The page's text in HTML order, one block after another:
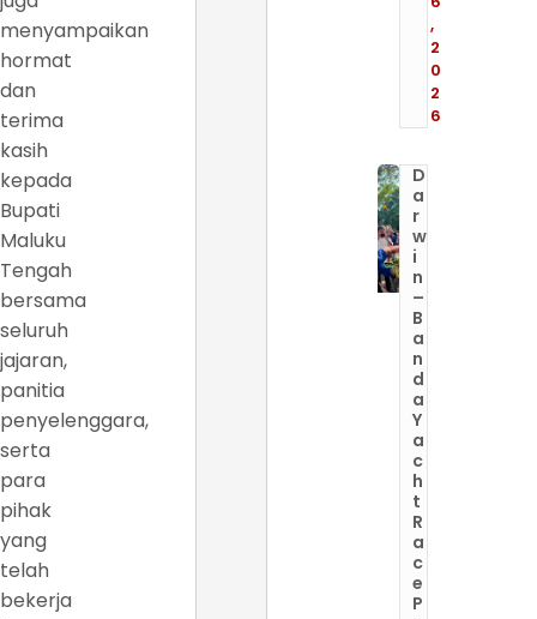
menyampaikan
hormat
dan
terima
kasih
kepada
Bupati
Maluku
Tengah
bersama
seluruh
jajaran,
panitia
penyelenggara,
serta
para
pihak
yang
telah
bekerja
,
2
0
2
6
D
a
r
w
i
n
–
B
a
n
d
a
Y
a
c
h
t
R
a
c
e
P